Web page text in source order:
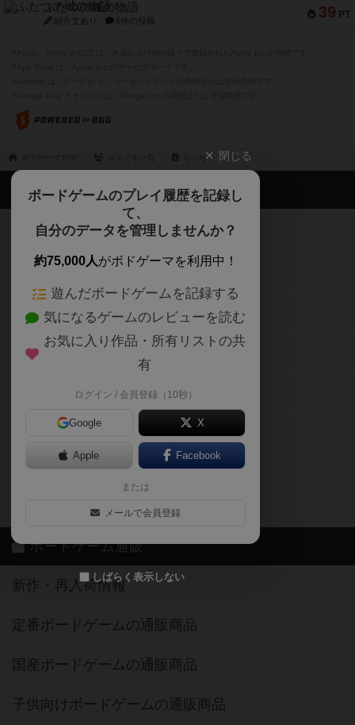
39 PT
ふたつの城の物語
紹介文あり 6件の投稿
もっちー 閉じる
ボードゲームのプレイ履歴を記録し
て、
自分のデータを管理しませんか？
約75,000人がボドゲーマを利用中！
遊んだボードゲームを記録する
気になるゲームのレビューを読む
お気に入り作品・所有リストの共
有
ログイン / 会員登録（10秒）
Google X
Apple Facebook
または
メールで会員登録
しばらく表示しない
ボドゲーマTOP
ボードゲームを検索する
ボードゲームの新着レビュー
ボードゲーム会情報
メカニクス特集
掲示板・トピックス
ボドとも・会員一覧
ボードゲーム業界コラム
ボドゲーマご利用案内
ボードゲーム通販
新作・再入荷情報
定番ボードゲームの通販商品
国産ボードゲームの通販商品
子供向けボードゲームの通販商品